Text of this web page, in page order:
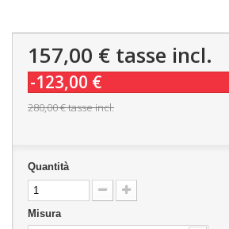
157,00 € tasse incl.
-123,00 €
280,00 €tasse incl.
Quantità
Misura